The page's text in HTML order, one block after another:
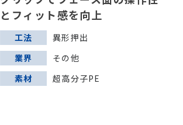
とフィット感を向上
工法
異形押出
業界
その他
素材
超高分子PE